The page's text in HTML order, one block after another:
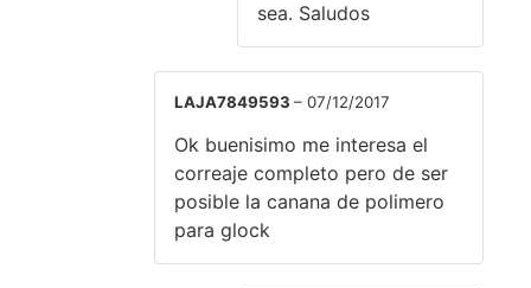
sea. Saludos
LAJA7849593 – 07/12/2017
Ok buenisimo me interesa el
correaje completo pero de ser
posible la canana de polimero
para glock